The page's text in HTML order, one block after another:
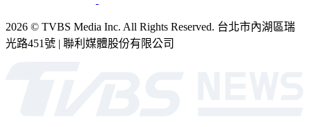
2026 © TVBS Media Inc. All Rights Reserved. 台北市內湖區瑞
光路451號 | 聯利媒體股份有限公司